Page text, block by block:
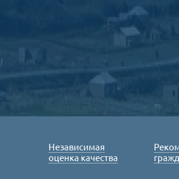
Независимая
оценка качества